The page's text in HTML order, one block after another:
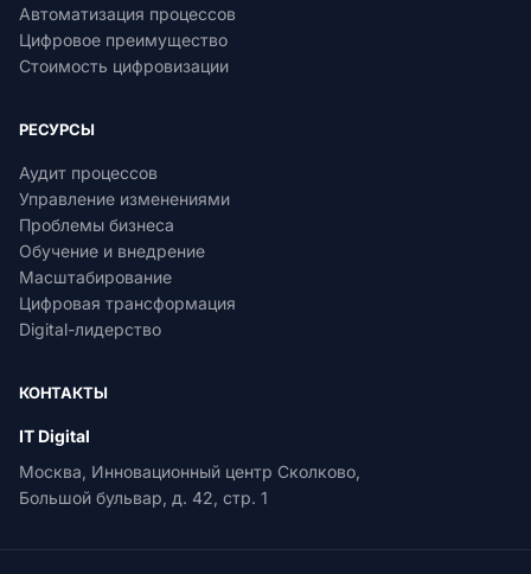
Автоматизация процессов
Цифровое преимущество
Стоимость цифровизации
РЕСУРСЫ
Аудит процессов
Управление изменениями
Проблемы бизнеса
Обучение и внедрение
Масштабирование
Цифровая трансформация
Digital-лидерство
КОНТАКТЫ
IT Digital
Москва, Инновационный центр Сколково,
Большой бульвар, д. 42, стр. 1